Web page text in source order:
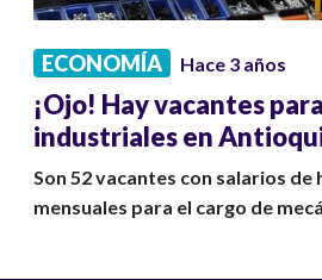
ECONOMÍA Hace 3 años
¡Ojo! Hay vacantes
industriales en
Son 52 vacantes con salarios de
mensuales para el cargo de